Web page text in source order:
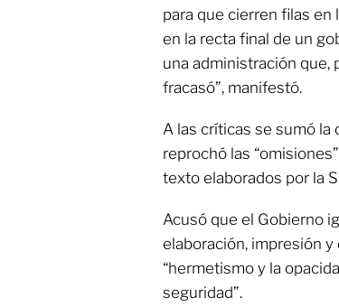
para que cierren filas en
en la recta final de un
una administración que,
fracasó”, manifestó.
A las críticas se sumó la
reprochó las
texto elaborados por la
Acusó que el Gobierno
elaboración, impresión
“hermetismo y la
seguridad”.